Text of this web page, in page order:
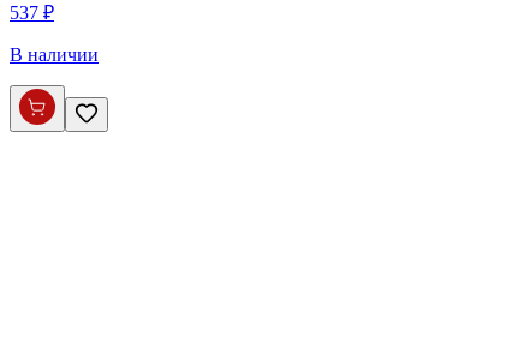
537 ₽
В наличии